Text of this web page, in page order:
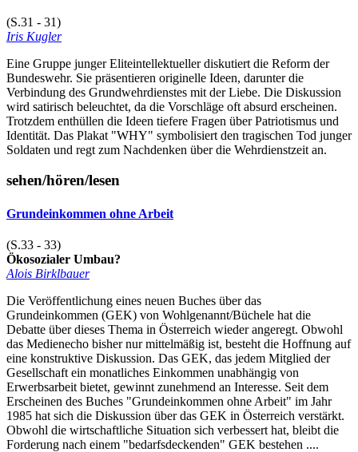
(S.31 - 31)
Iris Kugler
Eine Gruppe junger Eliteintellektueller diskutiert die Reform der
Bundeswehr. Sie präsentieren originelle Ideen, darunter die
Verbindung des Grundwehrdienstes mit der Liebe. Die Diskussion
wird satirisch beleuchtet, da die Vorschläge oft absurd erscheinen.
Trotzdem enthüllen die Ideen tiefere Fragen über Patriotismus und
Identität. Das Plakat "WHY" symbolisiert den tragischen Tod junger
Soldaten und regt zum Nachdenken über die Wehrdienstzeit an.
sehen/hören/lesen
Grundeinkommen ohne Arbeit
(S.33 - 33)
Ökosozialer Umbau?
Alois Birklbauer
Die Veröffentlichung eines neuen Buches über das
Grundeinkommen (GEK) von Wohlgenannt/Büchele hat die
Debatte über dieses Thema in Österreich wieder angeregt. Obwohl
das Medienecho bisher nur mittelmäßig ist, besteht die Hoffnung auf
eine konstruktive Diskussion. Das GEK, das jedem Mitglied der
Gesellschaft ein monatliches Einkommen unabhängig von
Erwerbsarbeit bietet, gewinnt zunehmend an Interesse. Seit dem
Erscheinen des Buches "Grundeinkommen ohne Arbeit" im Jahr
1985 hat sich die Diskussion über das GEK in Österreich verstärkt.
Obwohl die wirtschaftliche Situation sich verbessert hat, bleibt die
Forderung nach einem "bedarfsdeckenden" GEK bestehen ....